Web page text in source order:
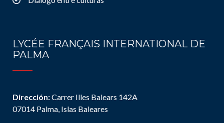
LYCÉE FRANÇAIS INTERNATIONAL DE
PALMA
Dirección:Carrer Illes Balears 142A
07014 Palma, Islas Baleares